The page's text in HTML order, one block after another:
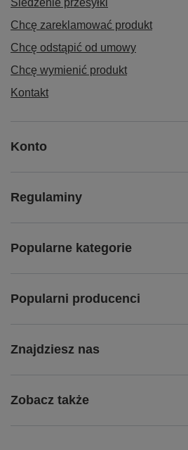
Śledzenie przesyłki
Chcę zareklamować produkt
Chcę odstąpić od umowy
Chcę wymienić produkt
Kontakt
Konto
Regulaminy
Popularne kategorie
Popularni producenci
Znajdziesz nas
Zobacz także